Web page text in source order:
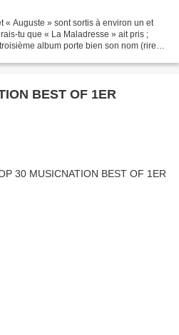
tu que « La Maladresse » ait pris ;
album porte bien son nom (rires) !
BEST OF 1ER